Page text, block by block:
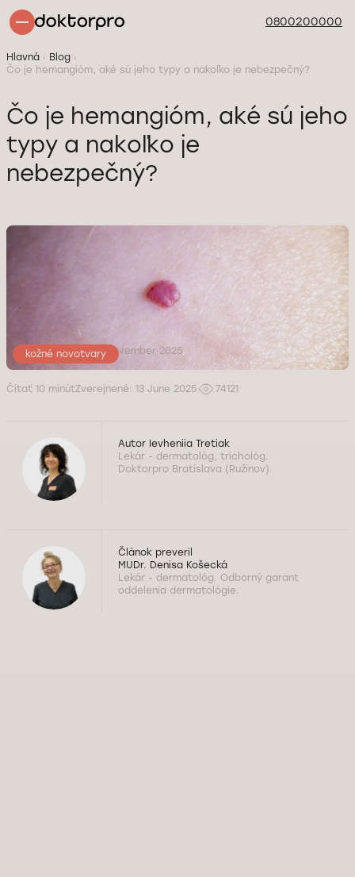
0800200000
Hlavná
Blog
Čo je hemangióm, aké sú jeho typy a nakoľko je nebezpečný?
Čo je hemangióm, aké sú jeho
typy a nakoľko je
nebezpečný?
kožné novotvary
aktualizované: 19 November 2025
Čítať 10 minútZverejnené: 13 June 2025 74121
Autor Ievheniia Tretiak
Lekár - dermatológ, trichológ.
Doktorpro Bratislava (Ružinov)
Článok preveril
MUDr. Denisa Košecká
Lekár - dermatológ. Odborný garant
oddelenia dermatológie.